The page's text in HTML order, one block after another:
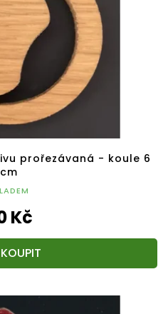
prořezávaná - koule 6
cm
Kč